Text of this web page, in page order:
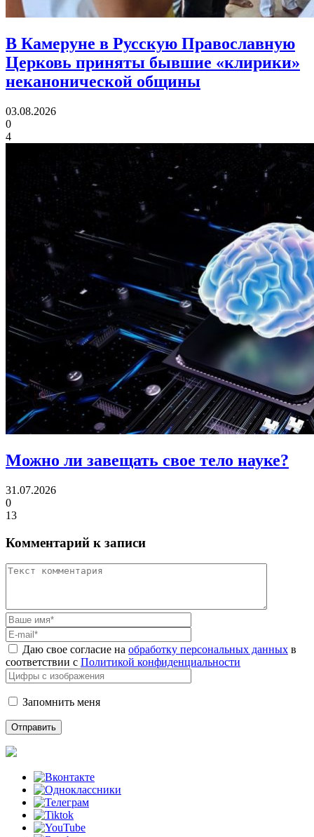
В Камеруне в Русскую Православную
Церковь приняты бывшие «клирики»
неканонической общины
03.08.2026
0
4
Можно ли завещать свое тело науке?
31.07.2026
0
13
Комментарий к записи
Даю свое согласие на обработку персональных данных в
соответствии с Политикой конфиденциальности
Запомнить меня